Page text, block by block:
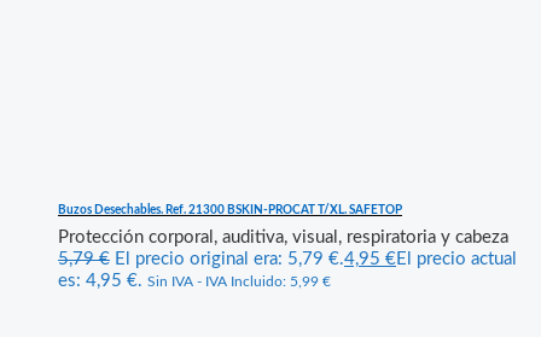
Buzos Desechables. Ref. 21300 BSKIN-PROCAT T/XL. SAFETOP
Protección corporal, auditiva, visual, respiratoria y cabeza
5,79€ El precio original era: 5,79 €.4,95 €El precio actual
es: 4,95 €. Sin IVA - IVA Incluido: 5,99 €